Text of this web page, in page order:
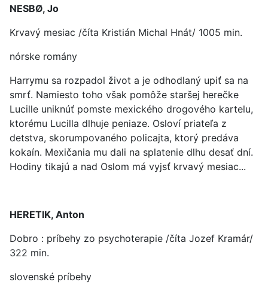
NESBØ, Jo
Krvavý mesiac /číta Kristián Michal Hnát/ 1005 min.
nórske romány
Harrymu sa rozpadol život a je odhodlaný upiť sa na
smrť. Namiesto toho však pomôže staršej herečke
Lucille uniknúť pomste mexického drogového kartelu,
ktorému Lucilla dlhuje peniaze. Osloví priateľa z
detstva, skorumpovaného policajta, ktorý predáva
kokaín. Mexičania mu dali na splatenie dlhu desať dní.
Hodiny tikajú a nad Oslom má vyjsť krvavý mesiac...
HERETIK, Anton
Dobro : príbehy zo psychoterapie /číta Jozef Kramár/
322 min.
slovenské príbehy